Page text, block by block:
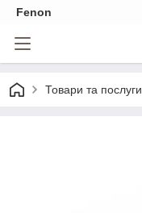
Fenon
Товари та послуги